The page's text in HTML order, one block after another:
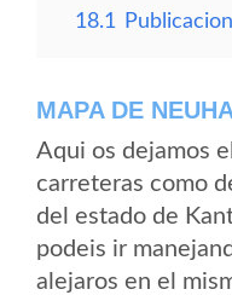
18.1
MAPA DE
Aqui os dejamos
carreteras como
del estado de
podeis ir
alejaros en el